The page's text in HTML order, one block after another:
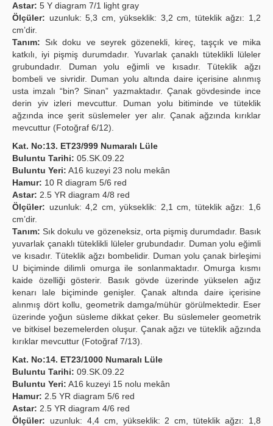
Astar: 5 Y diagram 7/1 light gray
Ölçüler: uzunluk: 5,3 cm, yükseklik: 3,2 cm, tüteklik ağzı: 1,2
cm’dir.
Tanım: Sık doku ve seyrek gözenekli, kireç, taşçık ve mika
katkılı, iyi pişmiş durumdadır. Yuvarlak çanaklı tüteklikli lüleler
grubundadır. Duman yolu eğimli ve kısadır. Tüteklik ağzı
bombeli ve sivridir. Duman yolu altında daire içerisine alınmış
usta imzalı “bin? Sinan” yazmaktadır. Çanak gövdesinde ince
derin yiv izleri mevcuttur. Duman yolu bitiminde ve tüteklik
ağzında ince şerit süslemeler yer alır. Çanak ağzında kırıklar
mevcuttur (Fotoğraf 6/12).
Kat. No:13. ET23/999 Numaralı Lüle
Buluntu Tarihi: 05.SK.09.22
Buluntu Yeri: A16 kuzeyi 23 nolu mekân
Hamur: 10 R diagram 5/6 red
Astar: 2.5 YR diagram 4/8 red
Ölçüler: uzunluk: 4,2 cm, yükseklik: 2,1 cm, tüteklik ağzı: 1,6
cm’dir.
Tanım: Sık dokulu ve gözeneksiz, orta pişmiş durumdadır. Basık
yuvarlak çanaklı tüteklikli lüleler grubundadır. Duman yolu eğimli
ve kısadır. Tüteklik ağzı bombelidir. Duman yolu çanak birleşimi
U biçiminde dilimli omurga ile sonlanmaktadır. Omurga kısmı
kaide özelliği gösterir. Basık gövde üzerinde yükselen ağız
kenarı lale biçiminde genişler. Çanak altında daire içerisine
alınmış dört kollu, geometrik damga/mühür görülmektedir. Eser
üzerinde yoğun süsleme dikkat çeker. Bu süslemeler geometrik
ve bitkisel bezemelerden oluşur. Çanak ağzı ve tüteklik ağzında
kırıklar mevcuttur (Fotoğraf 7/13).
Kat. No:14. ET23/1000 Numaralı Lüle
Buluntu Tarihi: 09.SK.09.22
Buluntu Yeri: A16 kuzeyi 15 nolu mekân
Hamur: 2.5 YR diagram 5/6 red
Astar: 2.5 YR diagram 4/6 red
Ölçüler: uzunluk: 4,4 cm, yükseklik: 2 cm, tüteklik ağzı: 1,8